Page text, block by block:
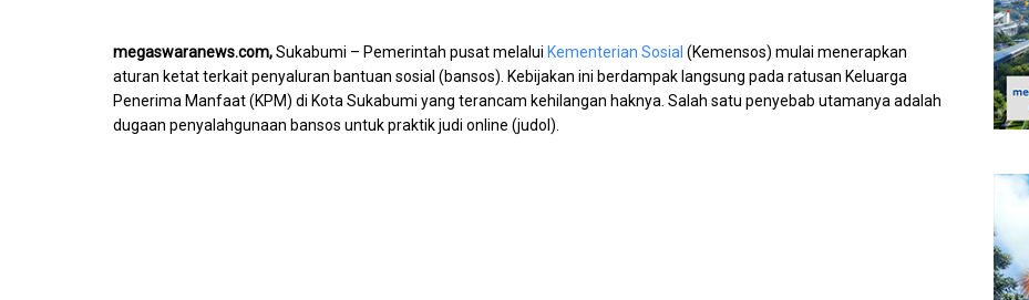
megaswaranews.com,Sukabumi – Pemerintah pusat melalui Kementerian Sosial (Kemensos) mulai menerapkan
aturan ketat terkait penyaluran bantuan sosial (bansos). Kebijakan ini berdampak langsung pada ratusan Keluarga
Penerima Manfaat (KPM) di Kota Sukabumi yang terancam kehilangan haknya. Salah satu penyebab utamanya adalah
dugaan penyalahgunaan bansos untuk praktik judi online (judol).